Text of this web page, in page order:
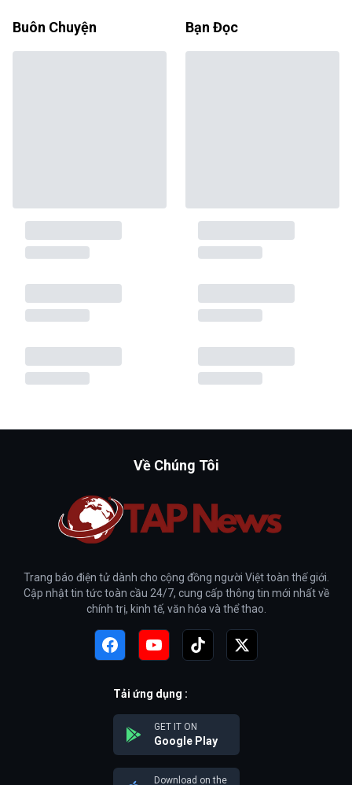
Buôn Chuyện Bạn Đọc
Về Chúng Tôi
Trang báo điện tử dành cho cộng đồng người Việt toàn thế giới.
Cập nhật tin tức toàn cầu 24/7, cung cấp thông tin mới nhất về
chính trị, kinh tế, văn hóa và thể thao.
Tải ứng dụng :
GET IT ON
Google Play
Download on the